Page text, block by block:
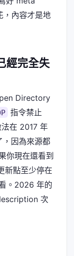
內容才是地
經完全失
Directory
指令禁止
在 2017 年
因為來源都
你現在還看到
新點至少停在
。2026 年的
次